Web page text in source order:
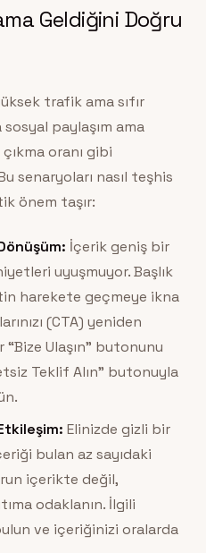
Geldiğini Doğru
trafik ama sıfır
paylaşım ama
oranı gibi
senaryoları nasıl teşhis
önem taşır:
İçerik geniş bir
uyuşmuyor. Başlık
harekete geçmeye ikna
(CTA) yeniden
Ulaşın” butonunu
Teklif Alın” butonuyla
Elinizde gizli bir
bulan az sayıdaki
içerikte değil,
odaklanın. İlgili
ve içeriğinizi oralarda